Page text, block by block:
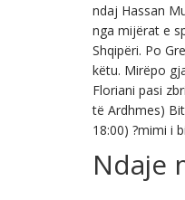
ndaj Hassan
nga mijërat e
Shqipëri. Po
këtu. Mirëpo
Floriani pasi
të Ardhmes)
18:00) ?mimi i
Ndaje